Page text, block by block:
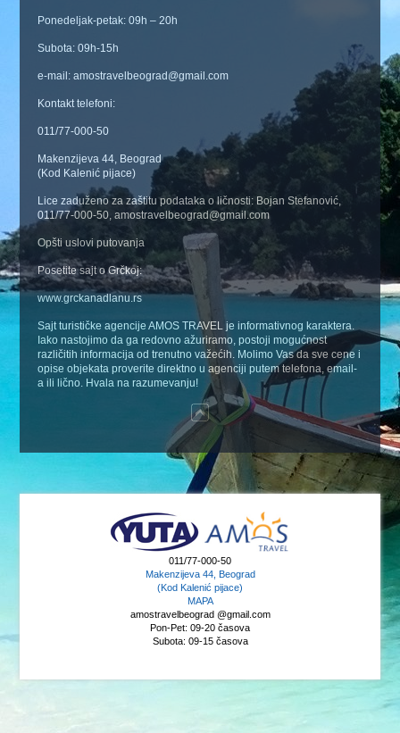
Ponedeljak-petak: 09h – 20h
Subota: 09h-15h
e-mail: amostravelbeograd@gmail.com
Kontakt telefoni:
011/77-000-50
Makenzijeva 44, Beograd
(Kod Kalenić pijace)
Lice zaduženo za zaštitu podataka o ličnosti: Bojan Stefanović,
011/77-000-50, amostravelbeograd@gmail.com
Opšti uslovi putovanja
Posetite sajt o Grčkoj:
www.grckanadlanu.rs
Sajt turističke agencije AMOS TRAVEL je informativnog karaktera.
Iako nastojimo da ga redovno ažuriramo, postoji mogućnost
različitih informacija od trenutno važećih. Molimo Vas da sve cene i
opise objekata proverite direktno u agenciji putem telefona, email-
a ili lično. Hvala na razumevanju!
011/77-000-50
Makenzijeva 44, Beograd
(Kod Kalenić pijace)
MAPA
amostravelbeograd @gmail.com
Pon-Pet: 09-20 časova
Subota: 09-15 časova